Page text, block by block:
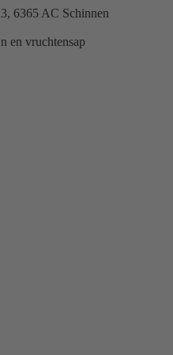
6365 AC Schinnen
en vruchtensap